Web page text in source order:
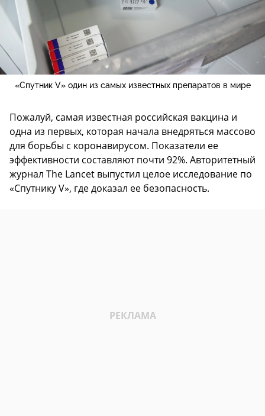
«Спутник V» один из самых известных препаратов в мире
Пожалуй, самая известная российская вакцина и
одна из первых, которая начала внедряться массово
для борьбы с коронавирусом. Показатели ее
эффективности составляют почти 92%. Авторитетный
журнал The Lancet выпустил целое исследование по
«Спутнику V», где доказал ее безопасность.